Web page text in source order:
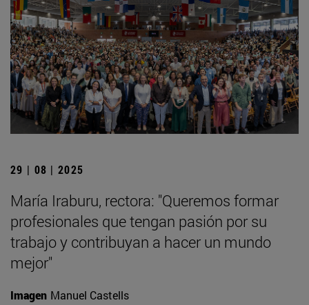
29 | 08 | 2025
María Iraburu, rectora: "Queremos formar
profesionales que tengan pasión por su
trabajo y contribuyan a hacer un mundo
mejor"
Imagen Manuel Castells